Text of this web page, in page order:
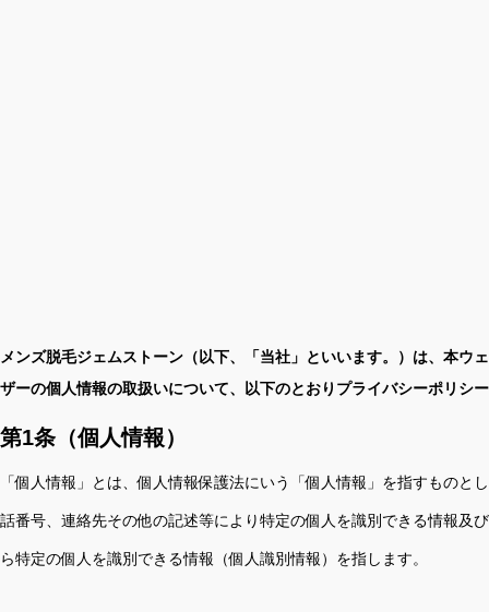
メンズ脱毛ジェムストーン（以下、「当社」といいます。）は、本
ザーの個人情報の取扱いについて、以下のとおりプライバシーポリシ
第1条（個人情報）
「個人情報」とは、個人情報保護法にいう「個人情報」を指すもの
話番号、連絡先その他の記述等により特定の個人を識別できる情報及
ら特定の個人を識別できる情報（個人識別情報）を指します。